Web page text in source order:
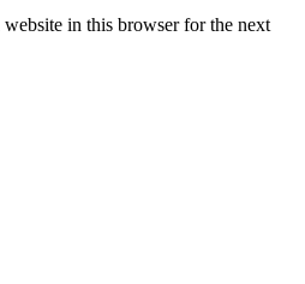
website in this browser for the next